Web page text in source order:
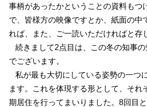
事柄があったかということの資料もつ
で、皆様方の映像ですとか、紙面の中
れば、また、ご一読いただければと存
続きまして2点目は、この冬の知事
でございます。
私が最も大切にしている姿勢の一つ
ます。これを体現する形として、それ
期居住を行ってまいりました。8回目